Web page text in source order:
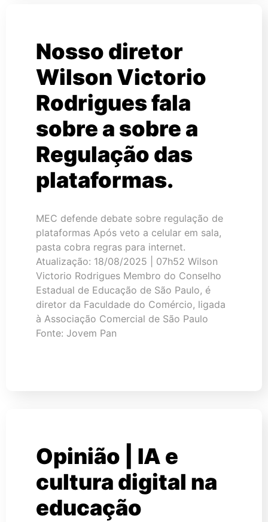
Nosso diretor
Wilson Victorio
Rodrigues fala
sobre a sobre a
Regulação das
plataformas.
MEC defende debate sobre regulação de
plataformas Após veto a celular em sala,
pasta cobra regras para internet.
Atualização: 18/08/2025 | 07h52 Wilson
Victorio Rodrigues Membro do Conselho
Estadual de Educação de São Paulo, é
diretor da Faculdade do Comércio, ligada
à Associação Comercial de São Paulo
Fonte: Jovem Pan
Opinião | IA e
cultura digital na
educação